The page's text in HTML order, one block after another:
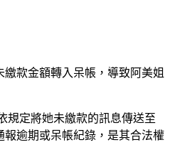
款金額轉入呆帳，導致阿美姐
規定將她未繳款的訊息傳送至
逾期或呆帳紀錄，是其合法權